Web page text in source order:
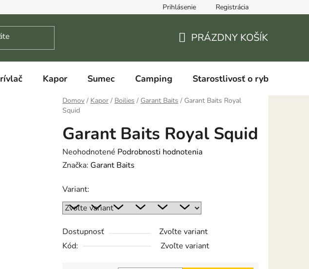
Prihlásenie Registrácia
KOŠÍK
PRÁZDNY KOŠÍK
Kapor Sumec Camping Starostlivosť o ryby
Domov / Kapor / Boilies / Garant Baits / Garant Baits Royal
Squid
Garant Baits Royal Squid
Priemerné
hodnotenie
je
0,0
z
5
hviezdičiek.
Neohodnotené Podrobnosti hodnotenia
Značka: Garant Baits
Variant:
Dostupnosť
Zvoľte variant
Kód:
Zvoľte variant